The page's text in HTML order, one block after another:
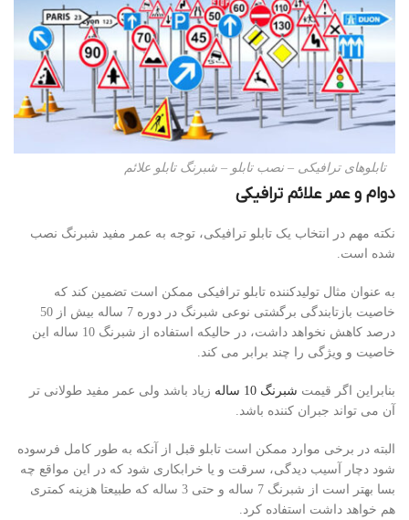
تابلوهای ترافیکی – نصب تابلو – شبرنگ تابلو علائم
دوام و عمر علائم ترافیکی
نکته مهم در انتخاب یک تابلو ترافیکی، توجه به عمر مفید شبرنگ نصب
شده است.
به عنوان مثال تولیدکننده تابلو ترافیکی ممکن است تضمین کند که
خاصیت بازتابندگی برگشتی نوعی شبرنگ در دوره 7 ساله بیش از 50
درصد کاهش نخواهد داشت، در حالیکه استفاده از شبرنگ 10 ساله این
خاصیت و ویژگی را چند برابر می کند.
بنابراین اگر قیمت شبرنگ 10 ساله
زیاد باشد ولی عمر مفید طولانی تر
آن می تواند جبران کننده باشد.
البته در برخی موارد ممکن است تابلو قبل از آنکه به طور کامل فرسوده
شود دچار آسیب دیدگی، سرقت و یا خرابکاری شود که در این مواقع چه
بسا بهتر است از شبرنگ 7 ساله و حتی 3 ساله که طبیعتا هزینه کمتری
هم خواهد داشت استفاده کرد.